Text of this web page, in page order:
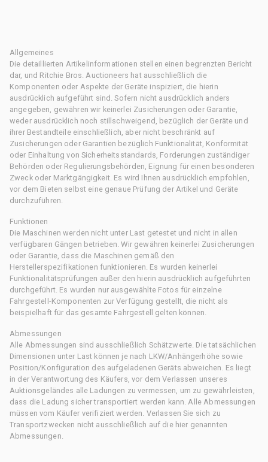
Allgemeines
Die detaillierten Artikelinformationen stellen einen begrenzten Bericht
dar, und Ritchie Bros. Auctioneers hat ausschließlich die
Komponenten oder Aspekte der Geräte inspiziert, die hierin
ausdrücklich aufgeführt sind. Sofern nicht ausdrücklich anders
angegeben, gewähren wir keinerlei Zusicherungen oder Garantie,
weder ausdrücklich noch stillschweigend, bezüglich der Geräte und
ihrer Bestandteile einschließlich, aber nicht beschränkt auf
Zusicherungen oder Garantien bezüglich Funktionalität, Konformität
oder Einhaltung von Sicherheitsstandards, Forderungen zuständiger
Behörden oder Regulierungsbehörden, Eignung für einen besonderen
Zweck oder Marktgängigkeit. Es wird Ihnen ausdrücklich empfohlen,
vor dem Bieten selbst eine genaue Prüfung der Artikel und Geräte
durchzuführen.
Funktionen
Die Maschinen werden nicht unter Last getestet und nicht in allen
verfügbaren Gängen betrieben. Wir gewähren keinerlei Zusicherungen
oder Garantie, dass die Maschinen gemäß den
Herstellerspezifikationen funktionieren. Es wurden keinerlei
Funktionalitätsprüfungen außer den hierin ausdrücklich aufgeführten
durchgeführt. Es wurden nur ausgewählte Fotos für einzelne
Fahrgestell-Komponenten zur Verfügung gestellt, die nicht als
beispielhaft für das gesamte Fahrgestell gelten können.
Abmessungen
Alle Abmessungen sind ausschließlich Schätzwerte. Die tatsächlichen
Dimensionen unter Last können je nach LKW/Anhängerhöhe sowie
Position/Konfiguration des aufgeladenen Geräts abweichen. Es liegt
in der Verantwortung des Käufers, vor dem Verlassen unseres
Auktionsgeländes alle Ladungen zu vermessen, um zu gewährleisten,
dass die Ladung sicher transportiert werden kann. Alle Abmessungen
müssen vom Käufer verifiziert werden. Verlassen Sie sich zu
Transportzwecken nicht ausschließlich auf die hier genannten
Abmessungen.